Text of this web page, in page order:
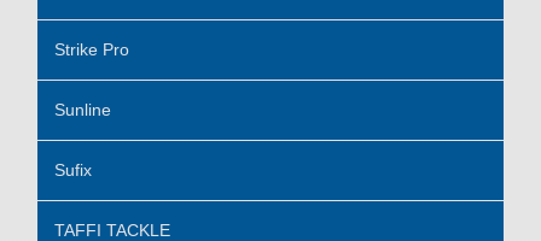
Strike Pro
Sunline
Sufix
TAFFI TACKLE